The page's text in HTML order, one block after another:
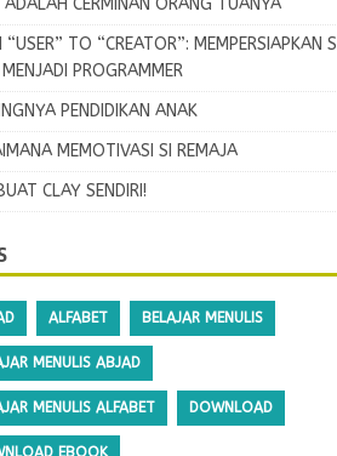
CERMINAN ORANG TUANYA
“USER” TO “CREATOR”: MEMPERSIAPKAN SI
MENJADI PROGRAMMER
PENDIDIKAN ANAK
MEMOTIVASI SI REMAJA
CLAY SENDIRI!
ALFABET BELAJAR MENULIS
MENULIS ABJAD
MENULIS ALFABET DOWNLOAD
EBOOK